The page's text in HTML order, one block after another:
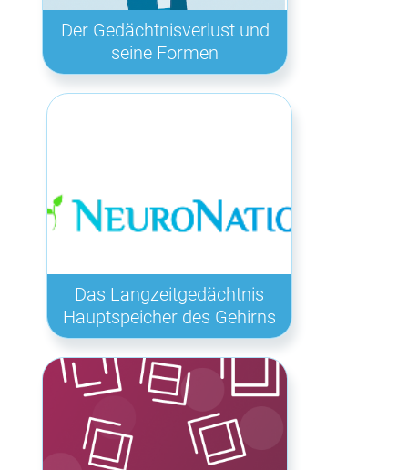
Der Gedächtnisverlust und
seine Formen
Das Langzeitgedächtnis
Hauptspeicher des Gehirns